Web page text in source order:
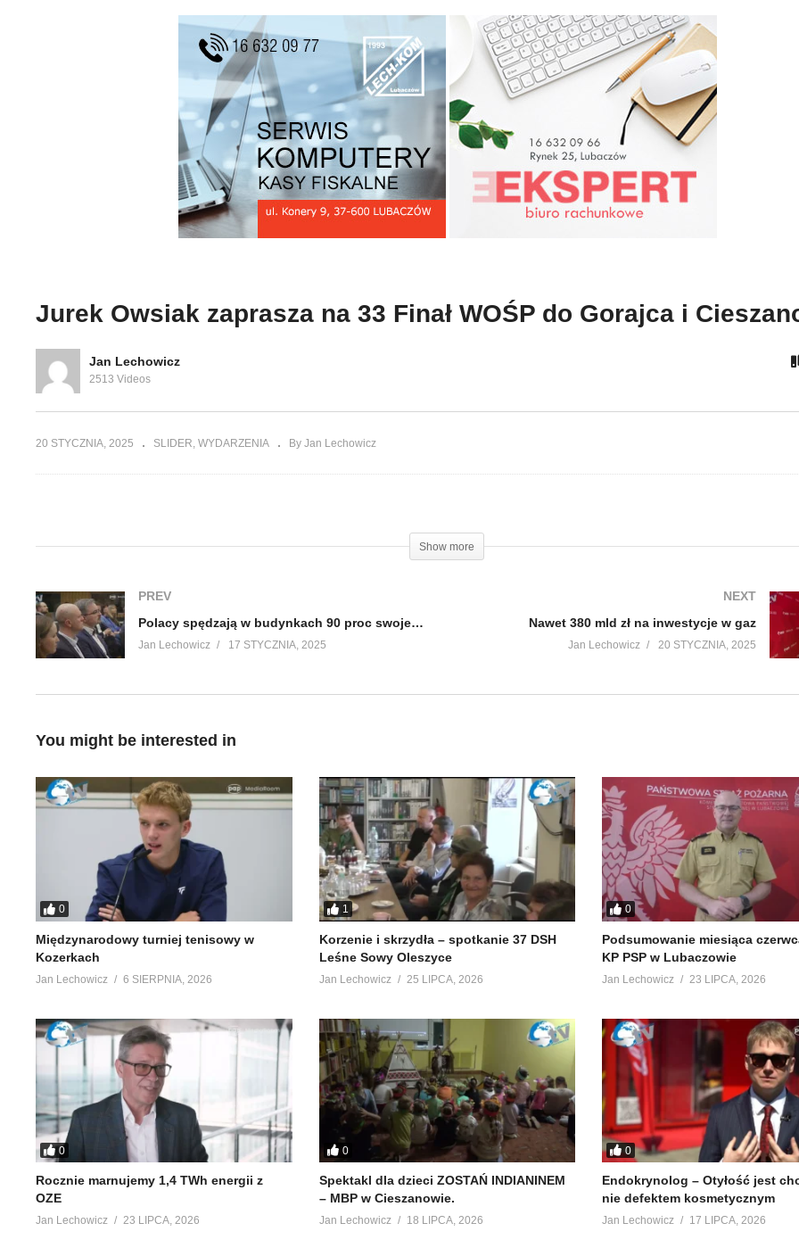
Polacy spędzają w
budynkach 90 proc
swojego życia cz. 1
Polacy spędzają w
budynkach 90 proc
swojego życia cz. 2
Jurek Owsiak zaprasza na
33 Finał WOŚP do
Cieszanowa
Jurek Owsiak zaprasza na 33 Finał WOŚP do Gorajca i
Jan Lechowicz
2513 Videos
20 STYCZNIA, 2025 SLIDER WYDARZENIA By Jan Lechowicz
Show more
PREV
Polacy spędzają w budynkach 90 proc swojego życia cz. 2
Jan Lechowicz 17 STYCZNIA, 2025
NEXT
Nawet 380 mld zł na inwestycje w gaz
Jan Lechowicz 20 STYCZNIA, 2025
You might be interested in
0
Międzynarodowy turniej tenisowy w
Kozerkach
Jan Lechowicz 6 SIERPNIA, 2026
1
Korzenie i skrzydła – spotkanie 37 DSH
Leśne Sowy Oleszyce
Jan Lechowicz 25 LIPCA, 2026
0
Podsumowanie miesiąca
KP PSP w Lubaczowie
Jan Lechowicz 23 LIPCA, 2026
0
Rocznie marnujemy 1,4 TWh energii z
OZE
Jan Lechowicz 23 LIPCA, 2026
0
Spektakl dla dzieci ZOSTAŃ INDIANINEM
– MBP w Cieszanowie.
Jan Lechowicz 18 LIPCA, 2026
0
Endokrynolog – Otyłość jest
nie defektem kosmetycznym
Jan Lechowicz 17 LIPCA, 2026